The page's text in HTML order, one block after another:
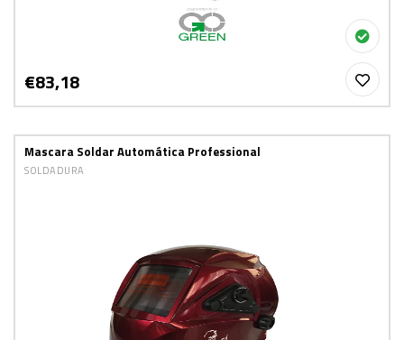
€83,18
Mascara Soldar Automática Professional
SOLDADURA